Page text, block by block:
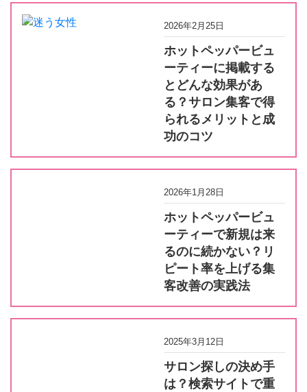
2026年2月25日
ホットペッパービュ
ーティーに掲載する
とどんな効果があ
る？サロン集客で得
られるメリットと成
功のコツ
2026年1月28日
ホットペッパービュ
ーティーで新規は来
るのに続かない？リ
ピート率を上げる集
客改善の実践法
2025年3月12日
サロン探しの決め手
は？検索サイトで重